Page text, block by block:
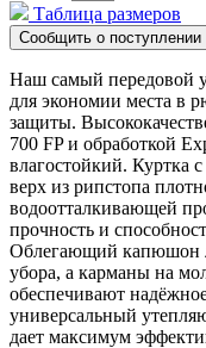
Таблица размеров
Наш самый передовой
для экономии места в
защиты.
700 FP и обработкой
влагостойкий.
верх из рипстопа
водоотталкивающей
прочность и
Облегающий капюшон
убора, а карманы на
обеспечивают
универсальный
дает максимум